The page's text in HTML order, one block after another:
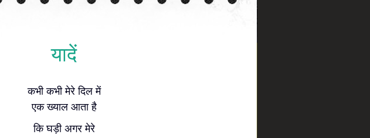
यादें
कभी कभी मेरे दिल में
एक ख्याल आता है
कि घड़ी अगर मेरे